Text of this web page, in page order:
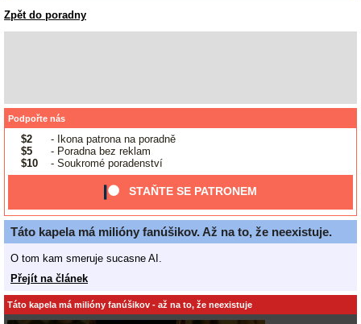
Zpět do poradny
Podpořte nás
$2
- Ikona patrona na poradně
$5
- Poradna bez reklam
$10
- Soukromé poradenství
STAŇTE SE PATRONEM
Táto kapela má milióny fanúšikov. Až na to, že neexistuje.
O tom kam smeruje sucasne AI.
Přejít na článek
Táto kapela má milióny fanúšikov - až na to, že neexistuje